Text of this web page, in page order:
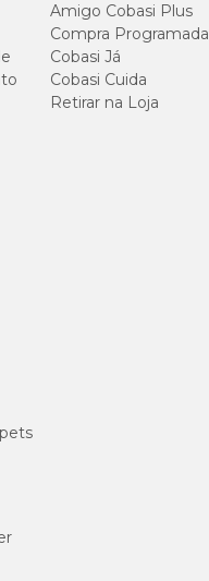
Amigo Cobasi Plus
Compra Programada
Cobasi Já
Cobasi Cuida
Retirar na Loja